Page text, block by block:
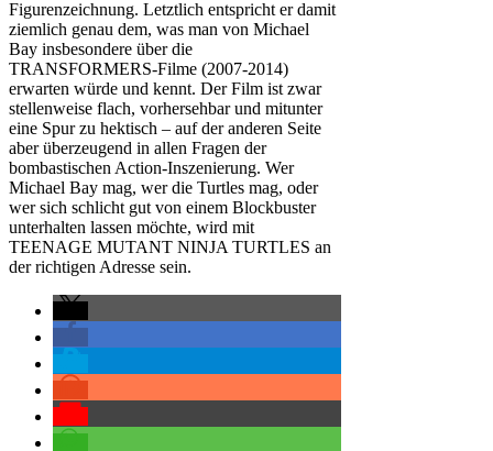
Figurenzeichnung. Letztlich entspricht er damit
ziemlich genau dem, was man von Michael
Bay insbesondere über die
TRANSFORMERS-Filme (2007-2014)
erwarten würde und kennt. Der Film ist zwar
stellenweise flach, vorhersehbar und mitunter
eine Spur zu hektisch – auf der anderen Seite
aber überzeugend in allen Fragen der
bombastischen Action-Inszenierung. Wer
Michael Bay mag, wer die Turtles mag, oder
wer sich schlicht gut von einem Blockbuster
unterhalten lassen möchte, wird mit
TEENAGE MUTANT NINJA TURTLES an
der richtigen Adresse sein.